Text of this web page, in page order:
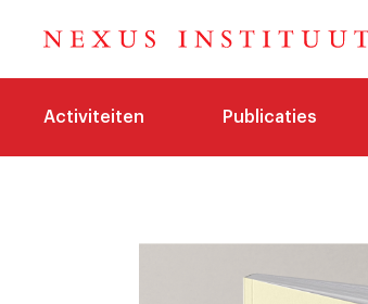
Activiteiten Publicaties